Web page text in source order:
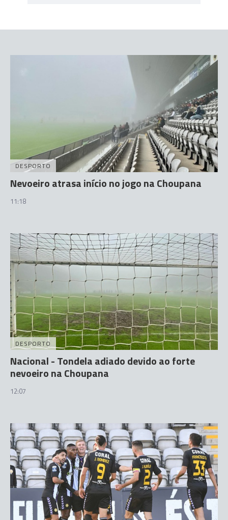
DESPORTO
Nevoeiro atrasa início no jogo na Choupana
11:18
DESPORTO
Nacional - Tondela adiado devido ao forte
nevoeiro na Choupana
12:07